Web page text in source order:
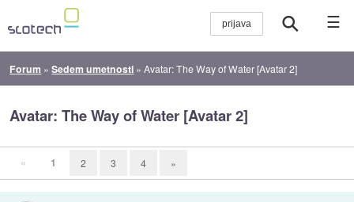
☰
Forum »Sedem umetnosti »Avatar: The Way of Water [Avatar 2]
Avatar: The Way of Water [Avatar 2]
« 1 2 3 4 »